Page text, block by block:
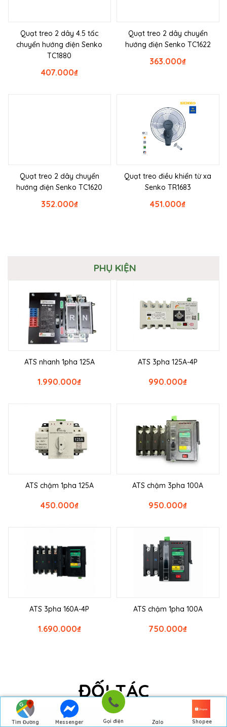
Tìm Đường
Messenger Gọi điện Zalo Shopee
Quạt treo 2 dây 4.5 tấc
chuyển hướng điện Senko
TC1880
₫
407.000
Quạt treo 2 dây chuyển
hướng điện Senko TC1622
₫
363.000
Quạt treo 2 dây chuyển
hướng điện Senko TC1620
₫
352.000
Quạt treo điều khiển từ xa
Senko TR1683
₫
451.000
PHỤ KIỆN
ATS nhanh 1pha 125A
₫
1.990.000
ATS 3pha 125A-4P
₫
990.000
ATS chậm 1pha 125A
₫
450.000
ATS chậm 3pha 100A
₫
950.000
ATS 3pha 160A-4P
₫
1.690.000
ATS chậm 1pha 100A
₫
750.000
ĐỐI TÁC